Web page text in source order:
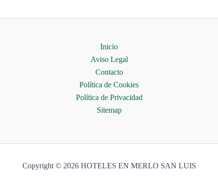
Inicio
Aviso Legal
Contacto
Política de Cookies
Política de Privacidad
Sitemap
Copyright © 2026 HOTELES EN MERLO SAN LUIS